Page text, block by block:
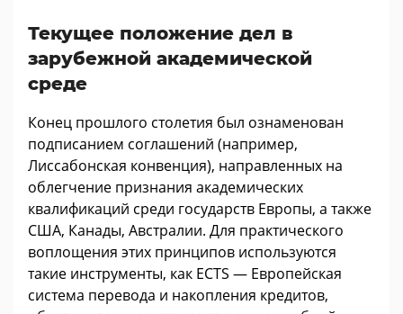
Текущее положение дел в
зарубежной академической
среде
Конец прошлого столетия был ознаменован
подписанием соглашений (например,
Лиссабонская конвенция), направленных на
облегчение признания академических
квалификаций среди государств Европы, а также
США, Канады, Австралии. Для практического
воплощения этих принципов используются
такие инструменты, как ECTS — Европейская
система перевода и накопления кредитов,